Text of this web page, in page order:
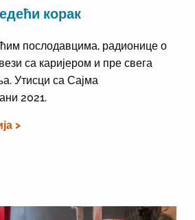
корак
послодавцима, радионице о
са каријером и пре свега
Утисци са Сајма
2021.
>